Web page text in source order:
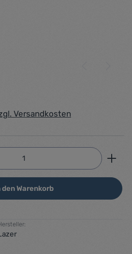
Versandkosten
den gewünschten Wert ein
den Warenkorb